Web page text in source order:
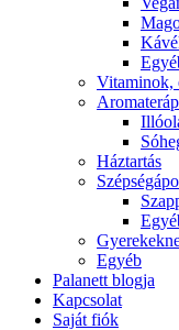
Vitaminok,
Háztartás
Egyéb
Palanett blogja
Kapcsolat
Saját fiók